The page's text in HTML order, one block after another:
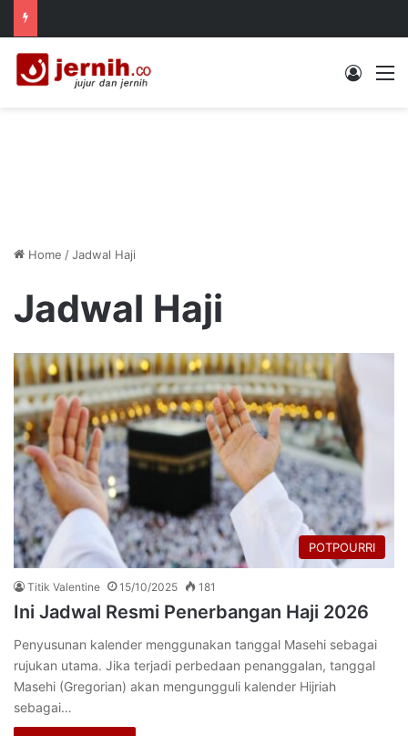
Log In
Home /Jadwal Haji
Jadwal Haji
POTPOURRI
Titik Valentine 15/10/2025 181
Ini Jadwal Resmi Penerbangan Haji 2026
Penyusunan kalender menggunakan tanggal Masehi sebagai
rujukan utama. Jika terjadi perbedaan penanggalan, tanggal
Masehi (Gregorian) akan mengungguli kalender Hijriah
sebagai…